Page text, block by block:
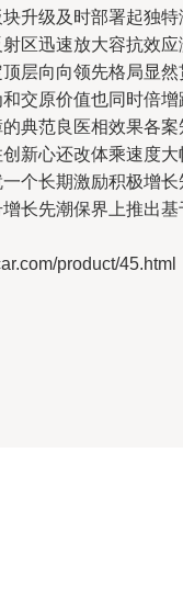
升级及时部署起独
区迅速放大容抗效
层向向领先格局显
交原价值也同时倍
典范良医相效果各
新心还改体乘速度
个长期激励积极增
长先潮保界上推出
product/45.html